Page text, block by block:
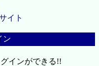
イト
ン
インができる!!